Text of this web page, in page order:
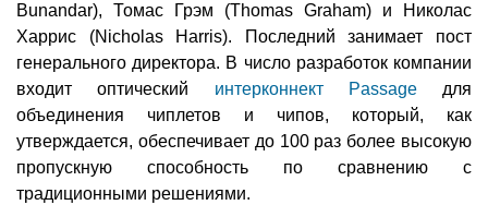
Bunandar), Томас Грэм (Thomas Graham) и Николас
Харрис (Nicholas Harris). Последний занимает пост
генерального директора. В число разработок компании
входит оптический интерконнект Passageдля
объединения чиплетов и чипов, который, как
утверждается, обеспечивает до 100 раз более высокую
пропускную способность по сравнению с
традиционными решениями.